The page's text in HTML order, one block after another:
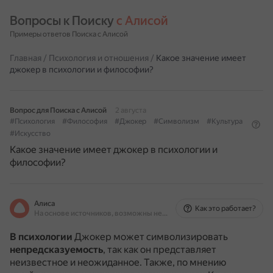
Вопросы к Поиску с Алисой
Примеры ответов Поиска с Алисой
Главная / Психология и отношения / Какое значение имеет
джокер в психологии и философии?
Вопрос для Поиска с Алисой
2 августа
#Психология
#Философия #Джокер #Символизм
#Культура
#Искусство
Какое значение имеет джокер в психологии и
философии?
Алиса
На основе источников, возможны неточности
Как это работает?
В психологии Джокер может символизировать
непредсказуемость, так как он представляет
неизвестное и неожиданное. Также, по мнению